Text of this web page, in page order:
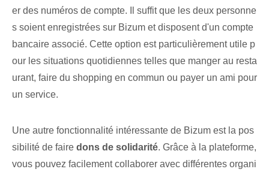
er des numéros de compte. Il suffit que les deux personne
s soient enregistrées sur Bizum et disposent d'un compte
bancaire associé. Cette option est particulièrement utile p
our les situations quotidiennes telles que manger au resta
urant, faire du shopping en commun ou payer un ami pour
un service.
Une autre fonctionnalité intéressante de Bizum est la pos
sibilité de faire dons de solidarité. Grâce à la plateforme,
vous pouvez facilement collaborer avec différentes organi